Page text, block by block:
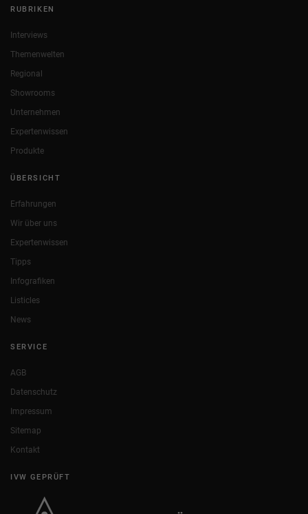
RUBRIKEN
Interviews
Themenwelten
Regional
Showrooms
Unternehmen
Expertenwissen
Produkte
ÜBERSICHT
Erfahrungen
Wir über uns
Expertenwissen
Tipps
Infografiken
Listicles
News
SERVICE
AGB
Datenschutz
Impressum
Sitemap
Kontakt
IVW GEPRÜFT